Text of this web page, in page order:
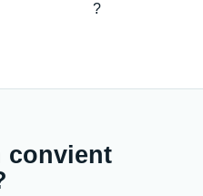
?
convient